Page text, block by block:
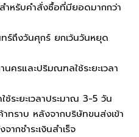
ำหรับคำสั่งซื้อที่มียอดมากกว่า
ถึงวันศุกร์ ยกเว้นวันหยุด
ครและปริมณฑลใช้ระยะเวลา
ระยะเวลาประมาณ 3-5 วัน
ทราบ หลังจากบริษัทขนส่งเข้า
ากชำระเงินสำเร็จ